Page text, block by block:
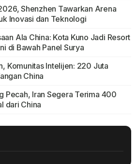
Shenzhen Tawarkan Arena
Inovasi dan Teknologi
Ala China: Kota Kuno Jadi Resort
di Bawah Panel Surya
Komunitas Intelijen: 220 Juta
China
Pecah, Iran Segera Terima 400
dari China